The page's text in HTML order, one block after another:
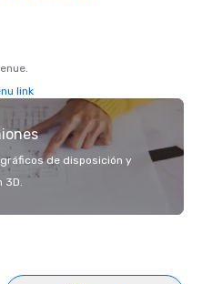
link
de disposición y
3D.